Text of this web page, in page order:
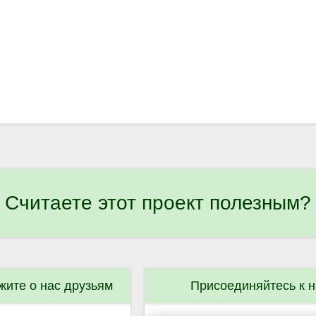
Считаете этот проект полезным?
о нас друзьям Присоединяйтесь к